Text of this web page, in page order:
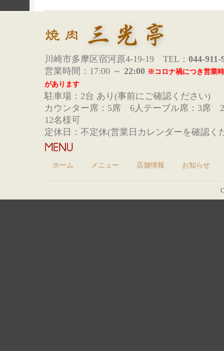
川崎市多摩区宿河原4-19-19 TEL： 044-911-
営業時間：17:00 ～ 22:00 ※コロナ禍につき営業
があります
駐車場：2台 あり(事前にご確認ください)
カウンター席：5席 6人テーブル席：3席
12名様可
定休日：不定休(営業日カレンダーを確認く
ホーム メニュー 店舗情報 お知らせ